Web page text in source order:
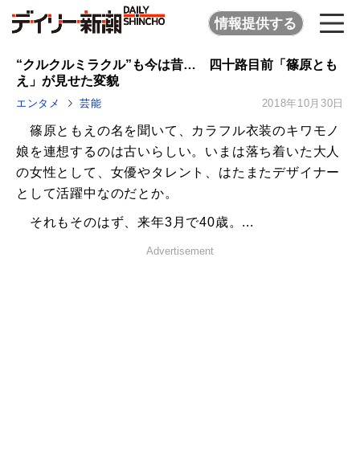
情報提供する
“クルクルミラクル”も今は昔… 四十路目前「篠原とも
え」が見せた変貌
エンタメ 芸能 2018年10月30日
篠原ともえの名を聞いて、カラフル衣装のキワモノ
娘を連想するのは古いらしい。いまは落ち着いた大人
の女性として、女優やタレント、はたまたデザイナー
として活躍中なのだとか。
それもそのはず、来年3月で40歳。...
Advertisement